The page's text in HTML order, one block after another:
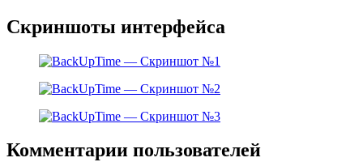
Скриншоты интерфейса
Комментарии пользователей